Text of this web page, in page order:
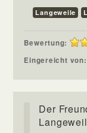
Langeweile
Bewertung:
Eingereicht
Der